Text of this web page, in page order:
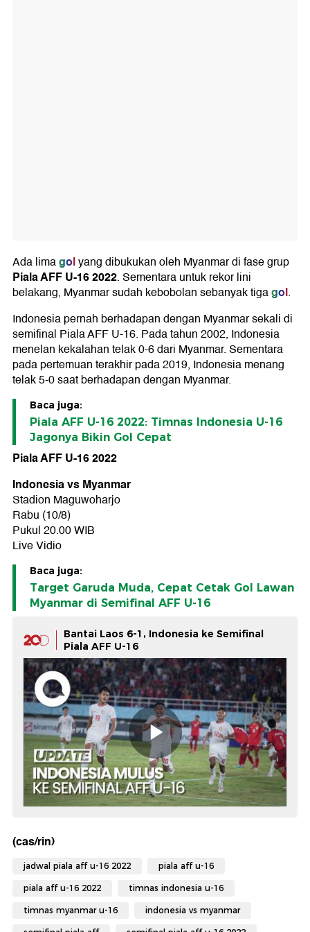
Ada limagolyang dibukukan oleh Myanmar di fase grup
Piala AFF U-16 2022. Sementara untuk rekor lini
belakang, Myanmar sudah kebobolan sebanyak tigagol.
Indonesia pernah berhadapan dengan Myanmar sekali di
semifinal Piala AFF U-16. Pada tahun 2002, Indonesia
menelan kekalahan telak 0-6 dari Myanmar. Sementara
pada pertemuan terakhir pada 2019, Indonesia menang
telak 5-0 saat berhadapan dengan Myanmar.
Baca juga:
Piala AFF U-16 2022: Timnas Indonesia U-16
Jagonya Bikin Gol Cepat
Piala AFF U-16 2022
Indonesia vs Myanmar
Stadion Maguwoharjo
Rabu (10/8)
Pukul 20.00 WIB
Live Vidio
Baca juga:
Target Garuda Muda, Cepat Cetak Gol Lawan
Myanmar di Semifinal AFF U-16
Bantai Laos 6-1, Indonesia ke Semifinal
Piala AFF U-16
(cas/rin)
jadwal piala aff u-16 2022 piala aff u-16
piala aff u-16 2022 timnas indonesia u-16
timnas myanmar u-16 indonesia vs myanmar